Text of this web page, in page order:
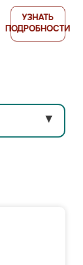
УЗНАТЬ
ПОДРОБНОСТИ
▼